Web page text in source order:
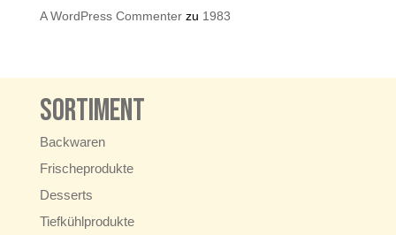
A WordPress Commenterzu 1983
Sortiment
Backwaren
Frischeprodukte
Desserts
Tiefkühlprodukte